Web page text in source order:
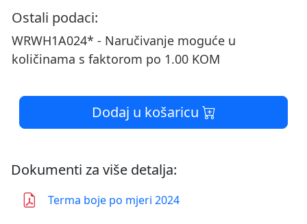
Ostali podaci:
WRWH1A024* - Naručivanje moguće u
količinama s faktorom po 1.00 KOM
Dodaj u košaricu
Dokumenti za više detalja:
Terma boje po mjeri 2024